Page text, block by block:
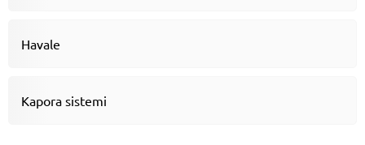
Havale
Kapora sistemi